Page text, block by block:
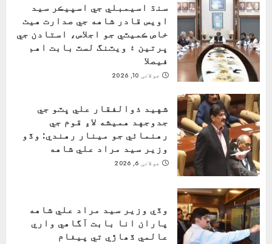
سنڌ اسيمبلي جي اسپيڪر سيد
اويس قادر شاهه جي صدارت هيٺ
خاص ڪميٽي جو اجلاس، استادن جي
ڀرتين ۽ ويٽنگ لسٽ بابت اهم
فيصلا
جولائی 10, 2026
شهيد ذوالفقار علي ڀٽو جي
جدوجهد هميشه لاءِ قوم جي
رهنمائي جو مينار رهندي: وڏو
وزير سيد مراد علي شاهه
جولائی 6, 2026
وڏي وزير سيد مراد علي شاهه
پاران انا بابت آگاهي واري
عالمي ڏھاڙي تي پيغام